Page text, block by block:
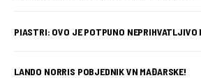
PIASTRI: OVO JE POTPUNO NEPRIHVATLJIVO
LANDO NORRIS POBJEDNIK VN MAĐARSKE!